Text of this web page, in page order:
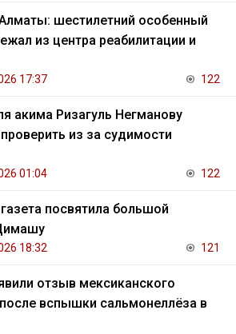
шестилетний особенный
из центра реабилитации и
17:37 122
акима Ризагуль Негманову
из за судимости
01:04 122
посвятила большой
18:32 121
отзыв мексиканского
вспышки сальмонеллёза в